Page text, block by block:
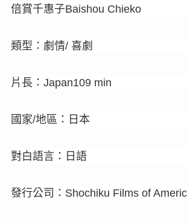
倍賞千惠子Baishou Chieko
類型：劇情/ 喜劇
片長： Japan109 min
國家/地區：日本
對白語言：日語
發行公司： Shochiku Films of